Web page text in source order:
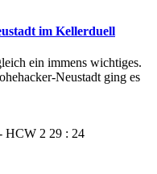
im Kellerduell
ein immens wichtiges.
Neustadt ging es
HCW 2 29 : 24